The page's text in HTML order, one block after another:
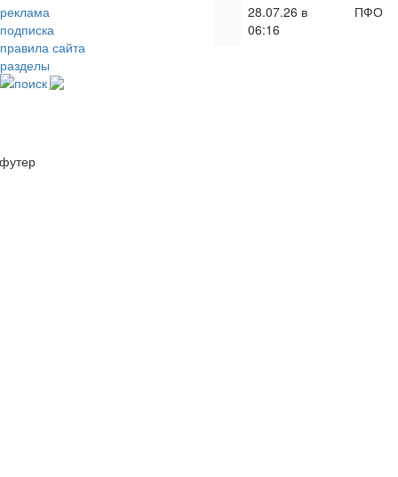
реклама
подписка
правила сайта
разделы
поиск
28.07.26 в
06:16
ПФО
футер